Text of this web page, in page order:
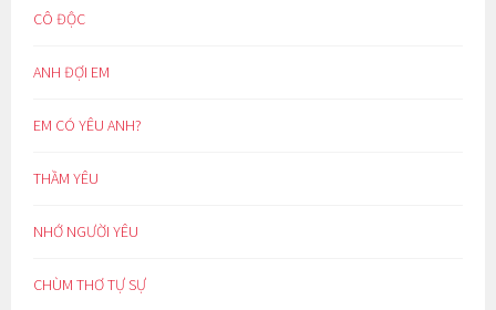
CÔ ĐỘC
ANH ĐỢI EM
EM CÓ YÊU ANH?
THẦM YÊU
NHỚ NGƯỜI YÊU
CHÙM THƠ TỰ SỰ